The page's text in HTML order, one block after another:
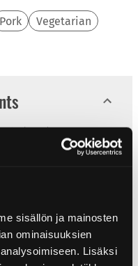
sisällön ja mainosten
ominaisuuksien
Lisäksi
Pork Vegetarian